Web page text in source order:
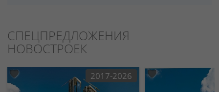
СПЕЦПРЕДЛОЖЕНИЯ
НОВОСТРОЕК
2017-2026